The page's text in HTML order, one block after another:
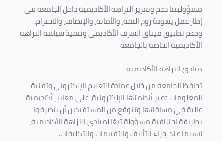
مسؤوليتنا دعم وتعزيز النزاهة الأكاديمية داخل الجامعة في
إطار عمل يسودهُ روح الثقة، والأمانة، والإنصاف، والاحترام،
ودعم تطبيق ميثاق الشرف الأكاديمي وتنفيذ سياسة النزاهة
الأكاديمية الخاصة بالجامعة
مبادئ النزاهة الأكاديمية
تحافظ الجامعة من خلال عمادة التعليم الإلكتروني وتقنية
المعلومات وعبر أنظمتها الإلكترونية، على معايير أكاديمية
عالية في مساقاتها وتتوقع من المستفيدين أن يتصرفوا
بطريقة احترافية مسؤولة تبعًا لمبادئ النزاهة الأكاديمية،
لاسيما عند إجراء التأليف والتقييمات والتكليفات.